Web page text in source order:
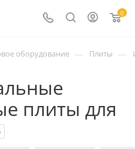
0
оборудование — Плиты —
плиты для